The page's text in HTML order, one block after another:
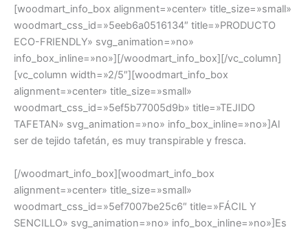
[woodmart_info_box alignment=»center» title_size=»small»
woodmart_css_id=»5eeb6a0516134″ title=»PRODUCTO
ECO-FRIENDLY» svg_animation=»no»
info_box_inline=»no»][/woodmart_info_box][/vc_column]
[vc_column width=»2/5″][woodmart_info_box
alignment=»center» title_size=»small»
woodmart_css_id=»5ef5b77005d9b» title=»TEJIDO
TAFETAN» svg_animation=»no» info_box_inline=»no»]Al
ser de tejido tafetán, es muy transpirable y fresca.
[/woodmart_info_box][woodmart_info_box
alignment=»center» title_size=»small»
woodmart_css_id=»5ef7007be25c6″ title=»FÁCIL Y
SENCILLO» svg_animation=»no» info_box_inline=»no»]Es